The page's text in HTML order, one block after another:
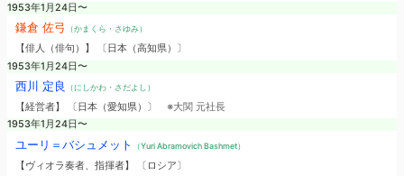
1953年1月24日〜
鎌倉 佐弓 （かまくら・さゆみ）
【俳人（俳句）】 〔日本（高知県）〕
1953年1月24日〜
西川 定良 （にしかわ・さだよし）
【経営者】 〔日本（愛知県）〕 ※大関 元社長
1953年1月24日〜
ユーリ＝バシュメット （Yuri Abramovich Bashmet）
【ヴィオラ奏者、指揮者】 〔ロシア〕